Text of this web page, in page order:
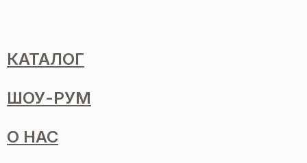
КАТАЛОГ
ШОУ-РУМ
О НАС